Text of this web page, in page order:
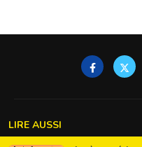
LIRE AUSSI